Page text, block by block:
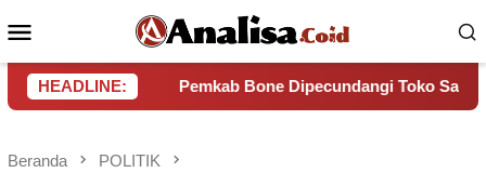
ke
kontenMobile
HEADLINE:Pemkab Bone Dipecundangi Toko Saro Niaga
Beranda POLITIK